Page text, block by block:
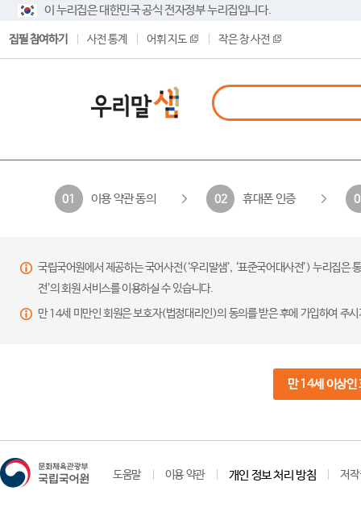
이 누리집은 대한민국 공식 전자정부 누리집입니다.
집필 참여하기 사전 통계 어휘 지도 작은 창 사전
01 이용 약관 동의 02 휴대폰 인증
국립국어원에서 제공하는 국어사전(‘우리말샘’, ‘표준국어대사전’) 누리집
전’의 회원 서비스를 이용하실 수 있습니다.
만 14세 미만인 회원은 보호자(법정대리인)의 동의를 받은 후에 가입하여 주
만 14세 이상인
도움말 이용 약관 개인 정보 처리 방침 저